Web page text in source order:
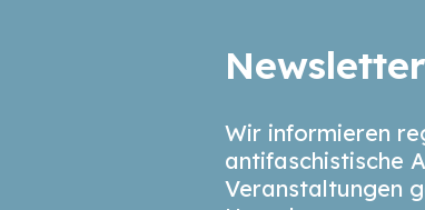
Newsletter
Wir informieren
antifaschistische
Veranstaltungen